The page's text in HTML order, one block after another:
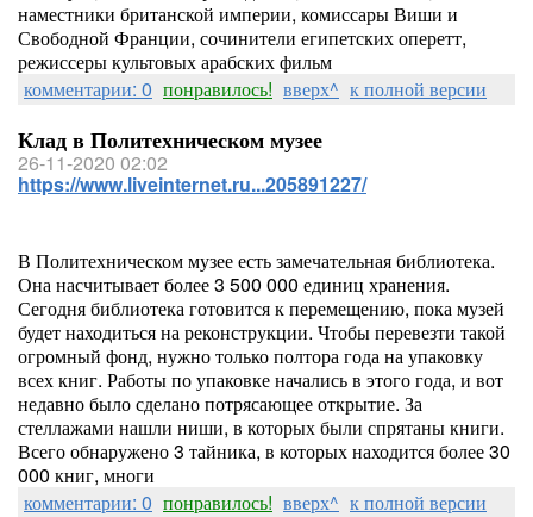
наместники британской империи, комиссары Виши и
Свободной Франции, сочинители египетских оперетт,
режиссеры культовых арабских фильм
комментарии: 0 понравилось! вверх^ к полной версии
Клад в Политехническом музее
26-11-2020 02:02
https://www.liveinternet.ru...205891227/
В Политехническом музее есть замечательная библиотека.
Она насчитывает более 3 500 000 единиц хранения.
Сегодня библиотека готовится к перемещению, пока музей
будет находиться на реконструкции. Чтобы перевезти такой
огромный фонд, нужно только полтора года на упаковку
всех книг. Работы по упаковке начались в этого года, и вот
недавно было сделано потрясающее открытие. За
стеллажами нашли ниши, в которых были спрятаны книги.
Всего обнаружено 3 тайника, в которых находится более 30
000 книг, многи
комментарии: 0 понравилось! вверх^ к полной версии